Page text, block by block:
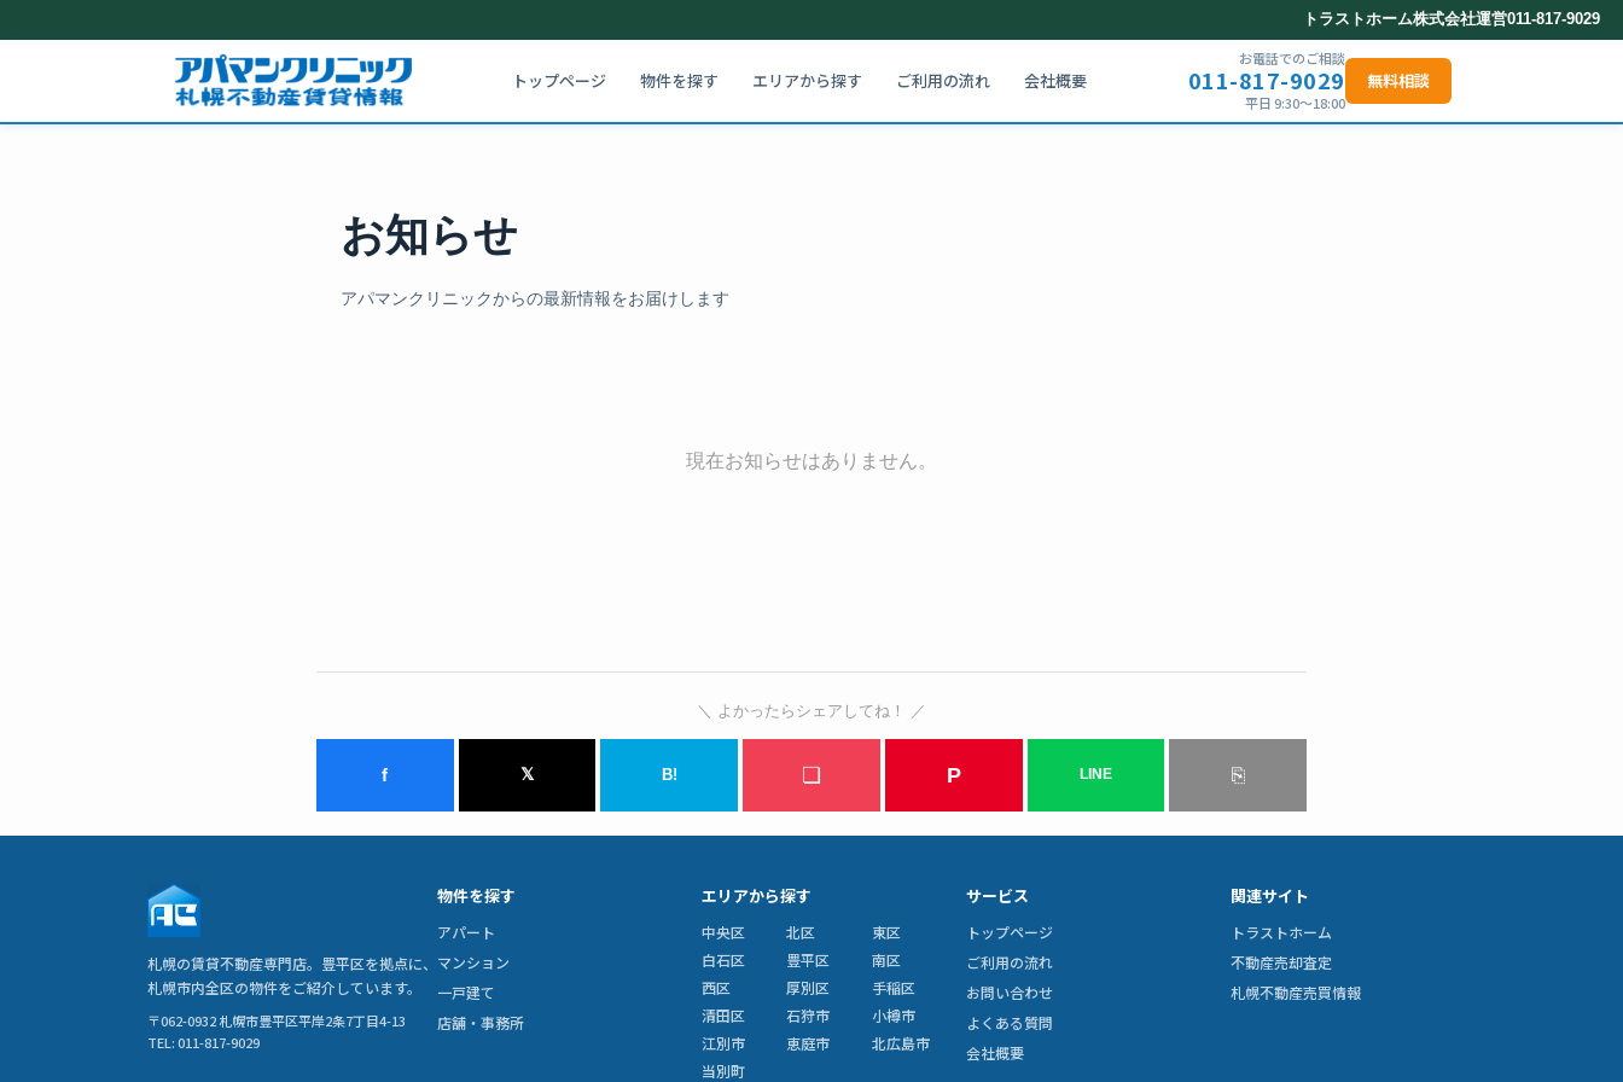
トラストホーム株式会社運営011-817-9029
トップページ 物件を探す エリアから探す ご利用の流れ 会社概要
お電話でのご相談
011-817-9029
平日 9:30〜18:00
無料相談
お知らせ
アパマンクリニックからの最新情報をお届けします
現在お知らせはありません。
＼ よかったらシェアしてね！ ／
f 𝕏 B! ❏ P LINE ⎘
札幌の賃貸不動産専門店。豊平区を拠点に、
札幌市内全区の物件をご紹介しています。
〒062-0932 札幌市豊平区平岸2条7丁目4-13
TEL: 011-817-9029
物件を探す
アパート
マンション
一戸建て
店舗・事務所
エリアから探す
中央区 北区
東区
白石区
豊平区
南区
西区
厚別区
手稲区
清田区
石狩市
小樽市
江別市
恵庭市
北広島市
当別町
サービス
トップページ
ご利用の流れ
お問い合わせ
よくある質問
会社概要
関連サイト
トラストホーム
不動産売却査定
札幌不動産売買情報